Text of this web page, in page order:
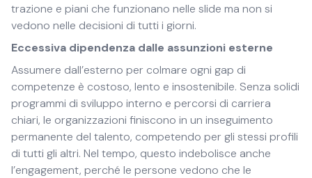
trazione e piani che funzionano nelle slide ma non si
vedono nelle decisioni di tutti i giorni.
Eccessiva dipendenza dalle assunzioni esterne
Assumere dall’esterno per colmare ogni gap di
competenze è costoso, lento e insostenibile. Senza solidi
programmi di sviluppo interno e percorsi di carriera
chiari, le organizzazioni finiscono in un inseguimento
permanente del talento, competendo per gli stessi profili
di tutti gli altri. Nel tempo, questo indebolisce anche
l’engagement, perché le persone vedono che le